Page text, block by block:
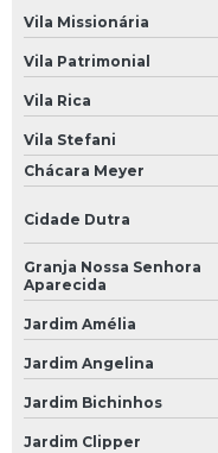
Suspensão Carro de Corrida
Suspensão Carro Francês
Suspensão Carro Importado
Suspensão Carro Manutenção
Suspensão Carro Popular
Suspensão de Carro
Suspensão de Carro Francês
Suspensão de um Carro
Suspensão do Carro
Suspensão Hidráulica Carro
Vila Missionária
Vila Patrimonial
Vila Rica
Vila Stefani
Chácara Meyer
Cidade Dutra
Granja Nossa Senhora
Aparecida
Jardim Amélia
Jardim Angelina
Jardim Bichinhos
Jardim Clipper